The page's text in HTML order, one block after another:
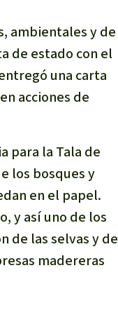
ambientales y de
de estado con el
una carta
acciones de
para la Tala de
los bosques y
en el papel.
y así uno de los
de las selvas y de
madereras